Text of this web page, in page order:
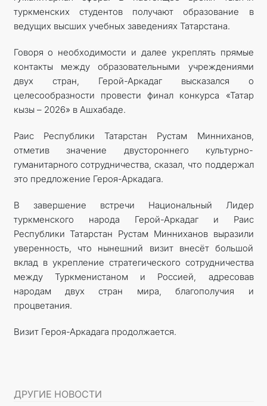
туркменских студентов получают образование в
ведущих высших учебных заведениях Татарстана.
Говоря о необходимости и далее укреплять прямые
контакты между образовательными учреждениями
двух стран, Герой-Аркадаг высказался о
целесообразности провести финал конкурса «Татар
кызы – 2026» в Ашхабаде.
Раис Республики Татарстан Рустам Минниханов,
отметив значение двустороннего культурно-
гуманитарного сотрудничества, сказал, что поддержал
это предложение Героя-Аркадага.
В завершение встречи Нацио­нальный Лидер
туркменского народа Герой-Аркадаг и Раис
Республики Татарстан Рустам Минниханов выразили
уверенность, что нынешний визит внесёт большой
вклад в укрепление стратегического сотрудничества
между Туркменистаном и Россией, адресовав
народам двух стран мира, благополучия и
процветания.
Визит Героя-Аркадага продолжается.
ДРУГИЕ НОВОСТИ